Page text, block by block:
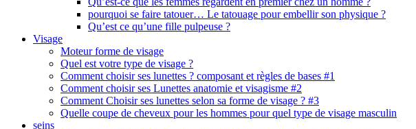
pourquoi se faire tatouer… Le tatouage pour embellir son physique ?
Qu’est ce qu’une fille pulpeuse ?
Visage
Moteur forme de visage
Quel est votre type de visage ?
Comment choisir ses lunettes ? composant et règles de bases #1
Comment choisir ses Lunettes anatomie et visagisme #2
Comment Choisir ses lunettes selon sa forme de visage ? #3
Quelle coupe de cheveux pour les hommes pour quel type de visage masculin
seins